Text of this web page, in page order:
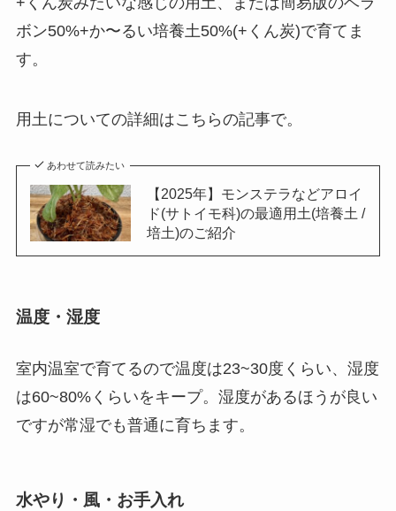
ボン50%+か〜るい培養土50%(+くん炭)で育てま
す。
用土についての詳細はこちらの記事で。
あわせて読みたい
【2025年】モンステラなどアロイ
ド(サトイモ科)の最適用土(培養土 /
培土)のご紹介
温度・湿度
室内温室で育てるので温度は23~30度くらい、湿度
は60~80%くらいをキープ。湿度があるほうが良い
ですが常湿でも普通に育ちます。
水やり・風・お手入れ